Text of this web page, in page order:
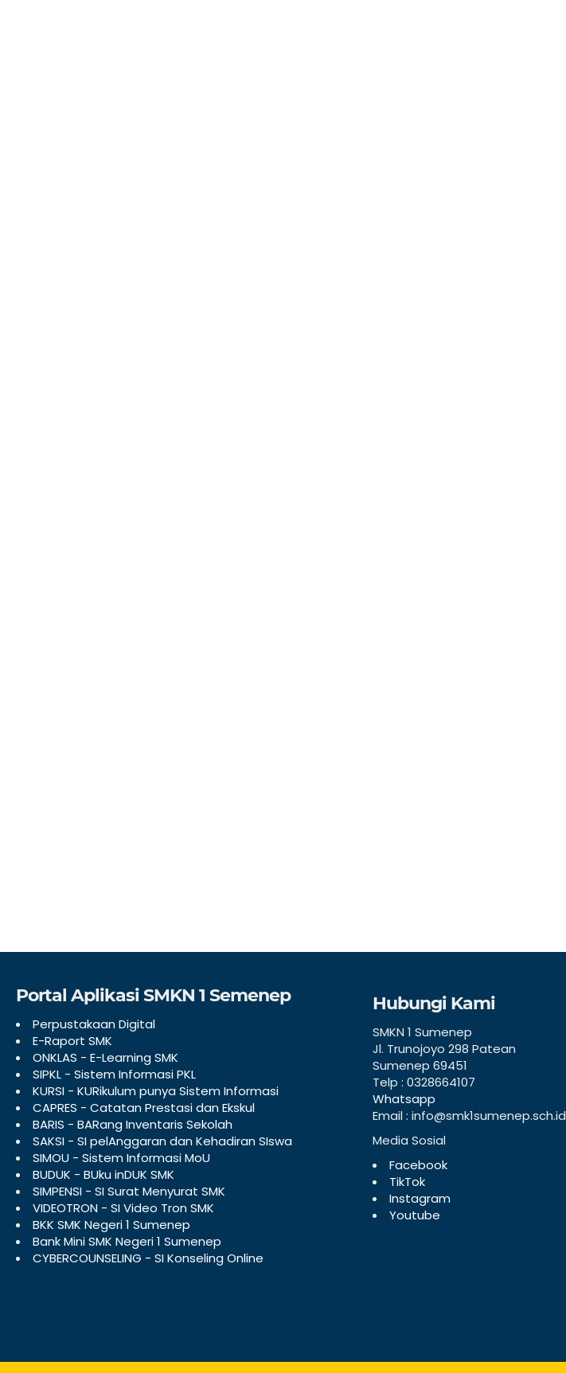
Portal Aplikasi SMKN 1 Semenep
Perpustakaan Digital
E-Raport SMK
ONKLAS - E-Learning SMK
SIPKL - Sistem Informasi PKL
KURSI - KURikulum punya Sistem Informasi
CAPRES - Catatan Prestasi dan Ekskul
BARIS - BARang Inventaris Sekolah
SAKSI - SI pelAnggaran dan Kehadiran SIswa
SIMOU - Sistem Informasi MoU
BUDUK - BUku inDUK SMK
SIMPENSI - SI Surat Menyurat SMK
VIDEOTRON - SI Video Tron SMK
BKK SMK Negeri 1 Sumenep
Bank Mini SMK Negeri 1 Sumenep
CYBERCOUNSELING - SI Konseling Online
Hubungi Kami
SMKN 1 Sumenep
Jl. Trunojoyo 298 Patean
Sumenep 69451
Telp : 0328664107
Whatsapp
Email : info@smk1sumenep.sch.id
Media Sosial
Facebook
TikTok
Instagram
Youtube